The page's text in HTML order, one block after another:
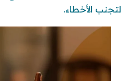
لتجنب الأخطاء.